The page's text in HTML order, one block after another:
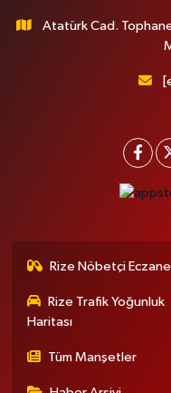
Atatürk Cad.
Rize Nöbetçi
Rize Trafik Yoğunluk
Haritası
Tüm Manşetler